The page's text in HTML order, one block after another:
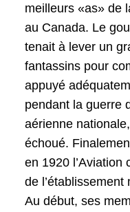
meilleurs «as» de
au Canada. Le
tenait à lever un
fantassins pour
appuyé
pendant la guerre
aérienne
échoué.
en 1920 l’Aviation
de
Au début, ses